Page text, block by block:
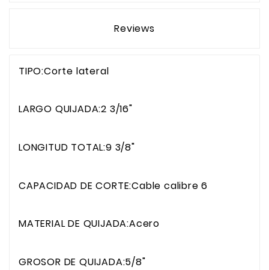
Reviews
TIPO:Corte lateral
LARGO QUIJADA:2 3/16"
LONGITUD TOTAL:9 3/8"
CAPACIDAD DE CORTE:Cable calibre 6
MATERIAL DE QUIJADA:Acero
GROSOR DE QUIJADA:5/8"